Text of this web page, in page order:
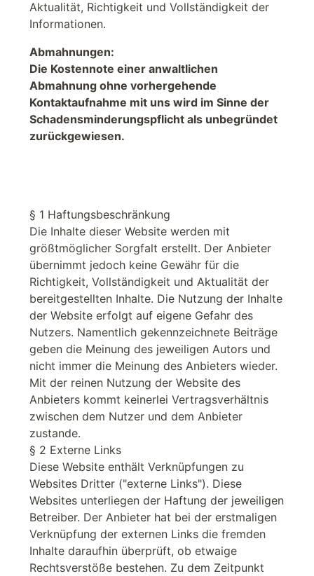
Aktualität, Richtigkeit und Vollständigkeit der
Informationen.
Abmahnungen:
Die Kostennote einer anwaltlichen
Abmahnung ohne vorhergehende
Kontaktaufnahme mit uns wird im Sinne der
Schadensminderungspflicht als unbegründet
zurückgewiesen.
§ 1 Haftungsbeschränkung
Die Inhalte dieser Website werden mit
größtmöglicher Sorgfalt erstellt. Der Anbieter
übernimmt jedoch keine Gewähr für die
Richtigkeit, Vollständigkeit und Aktualität der
bereitgestellten Inhalte. Die Nutzung der Inhalte
der Website erfolgt auf eigene Gefahr des
Nutzers. Namentlich gekennzeichnete Beiträge
geben die Meinung des jeweiligen Autors und
nicht immer die Meinung des Anbieters wieder.
Mit der reinen Nutzung der Website des
Anbieters kommt keinerlei Vertragsverhältnis
zwischen dem Nutzer und dem Anbieter
zustande.
§ 2 Externe Links
Diese Website enthält Verknüpfungen zu
Websites Dritter ("externe Links"). Diese
Websites unterliegen der Haftung der jeweiligen
Betreiber. Der Anbieter hat bei der erstmaligen
Verknüpfung der externen Links die fremden
Inhalte daraufhin überprüft, ob etwaige
Rechtsverstöße bestehen. Zu dem Zeitpunkt